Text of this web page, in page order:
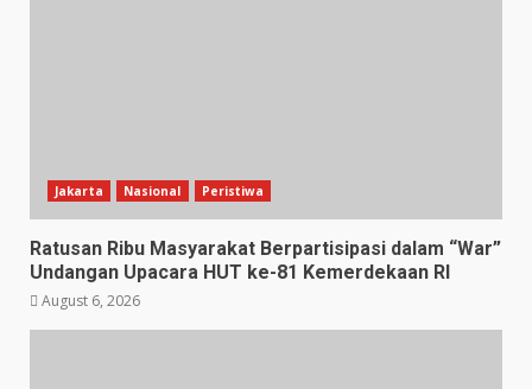
Jakarta Nasional Peristiwa
Ratusan Ribu Masyarakat Berpartisipasi dalam “War”
Undangan Upacara HUT ke-81 Kemerdekaan RI
August 6, 2026